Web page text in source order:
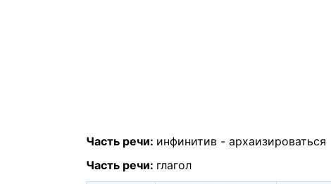
Часть речи: инфинитив - архаизироваться
Часть речи: глагол